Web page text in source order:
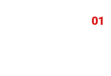
01